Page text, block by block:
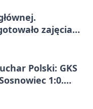
zajęcia
Polski: GKS
1:0.